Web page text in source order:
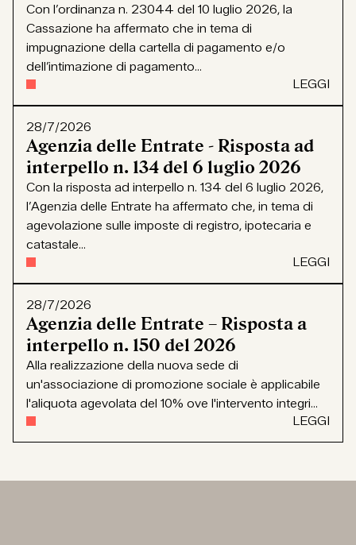
Con l’ordinanza n. 23044 del 10 luglio 2026, la
Cassazione ha affermato che in tema di
impugnazione della cartella di pagamento e/o
dell’intimazione di pagamento...
LEGGI
28/7/2026
Agenzia delle Entrate - Risposta ad
interpello n. 134 del 6 luglio 2026
Con la risposta ad interpello n. 134 del 6 luglio 2026,
l’Agenzia delle Entrate ha affermato che, in tema di
agevolazione sulle imposte di registro, ipotecaria e
catastale...
LEGGI
28/7/2026
Agenzia delle Entrate – Risposta a
interpello n. 150 del 2026
Alla realizzazione della nuova sede di
un'associazione di promozione sociale è applicabile
l'aliquota agevolata del 10% ove l'intervento integri...
LEGGI